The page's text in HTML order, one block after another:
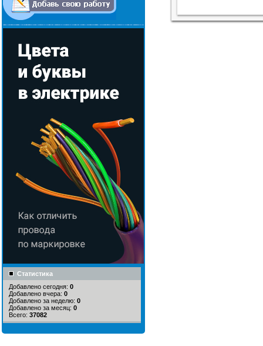
Статистика
Добавлено сегодня: 0
Добавлено вчера: 0
Добавлено за неделю: 0
Добавлено за месяц: 0
Всего: 37082